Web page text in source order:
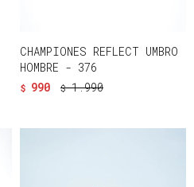
CHAMPIONES REFLECT UMBRO
HOMBRE - 376
$ 990 $ 1.990